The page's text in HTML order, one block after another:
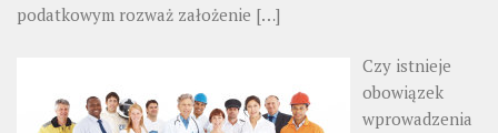
podatkowym rozważ założenie […]
Czy istnieje
obowiązek
wprowadzenia